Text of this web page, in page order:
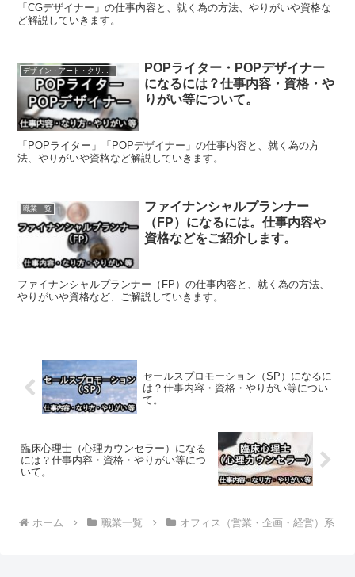
「CGデザイナー」の仕事内容と、就く為の方法、やりがいや資格な
ど解説していきます。
POPライター・POPデザイナー
になるには？仕事内容・資格・や
りがい等について。
「POPライター」「POPデザイナー」の仕事内容と、就く為の方
法、やりがいや資格など解説していきます。
職業一覧
ファイナンシャルプランナー
（FP）になるには。仕事内容や
資格などをご紹介します。
ファイナンシャルプランナー（FP）の仕事内容と、就く為の方法、
やりがいや資格など、ご解説していきます。
セールスプロモーション（SP）になるに
は？仕事内容・資格・やりがい等につい
て。
臨床心理士（心理カウンセラー）になる
には？仕事内容・資格・やりがい等につ
いて。
ホーム 職業一覧 オフィス（営業・企画・経営）系